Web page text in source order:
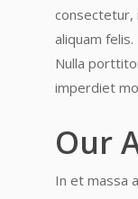
consectetur,
aliquam
Nulla
imperdiet
Our
In et massa